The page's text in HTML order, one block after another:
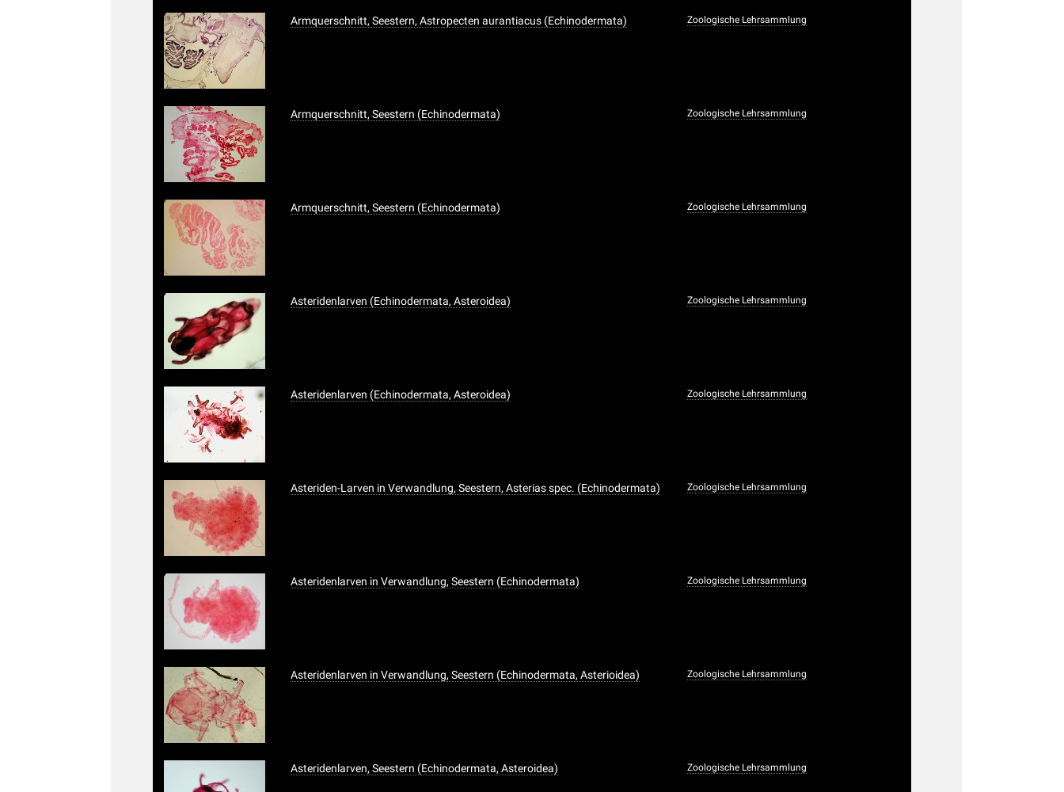
Armquerschnitt, Seestern, Astropecten aurantiacus (Echinodermata) Zoologische Lehrsammlung
Armquerschnitt, Seestern (Echinodermata) Zoologische Lehrsammlung
Armquerschnitt, Seestern (Echinodermata) Zoologische Lehrsammlung
Asteridenlarven (Echinodermata, Asteroidea) Zoologische Lehrsammlung
Asteridenlarven (Echinodermata, Asteroidea) Zoologische Lehrsammlung
Asteriden-Larven in Verwandlung, Seestern, Asterias spec. (Echinodermata) Zoologische Lehrsammlung
Asteridenlarven in Verwandlung, Seestern (Echinodermata) Zoologische Lehrsammlung
Asteridenlarven in Verwandlung, Seestern (Echinodermata, Asterioidea) Zoologische Lehrsammlung
Asteridenlarven, Seestern (Echinodermata, Asteroidea) Zoologische Lehrsammlung